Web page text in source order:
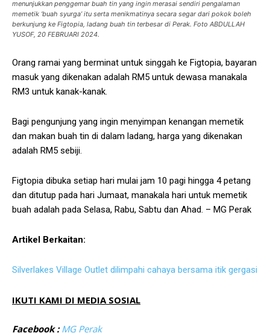
menunjukkan penggemar buah tin yang ingin merasai sendiri pengalaman
memetik ‘buah syurga’ itu serta menikmatinya secara segar dari pokok boleh
berkunjung ke Figtopia, ladang buah tin terbesar di Perak. Foto ABDULLAH
YUSOF, 20 FEBRUARI 2024.
Orang ramai yang berminat untuk singgah ke Figtopia, bayaran
masuk yang dikenakan adalah RM5 untuk dewasa manakala
RM3 untuk kanak-kanak.
Bagi pengunjung yang ingin menyimpan kenangan memetik
dan makan buah tin di dalam ladang, harga yang dikenakan
adalah RM5 sebiji.
Figtopia dibuka setiap hari mulai jam 10 pagi hingga 4 petang
dan ditutup pada hari Jumaat, manakala hari untuk memetik
buah adalah pada Selasa, Rabu, Sabtu dan Ahad. – MG Perak
Artikel Berkaitan:
Silverlakes Village Outlet dilimpahi cahaya bersama itik gergasi
IKUTI KAMI DI MEDIA SOSIAL
Facebook : MG Perak